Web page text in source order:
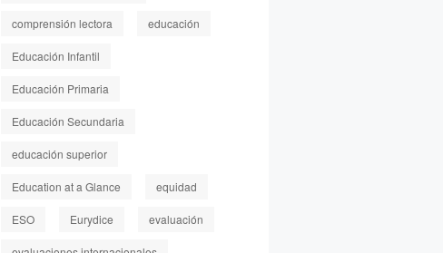
comprensión lectora educación
Educación Infantil
Educación Primaria
Educación Secundaria
educación superior
Education at a Glance equidad
ESO Eurydice evaluación